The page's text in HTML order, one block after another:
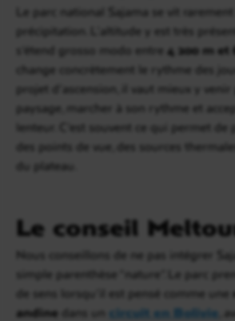
Le parc national Sajama se vit
précipitation. L’altitude y est très
s’étend grosso modo entre 4 200 m et
change concrètement le rythme des
projet d’ascension, il vaut mieux y
paysage, marcher à son rythme et
lenteur. C’est souvent ce qui permet
des points de vue, des sources
du plateau.
Le conseil
Nous conseillons de ne pas intégrer
simple parenthèse “nature”. Le parc
de sens lorsqu’il est pensé comme une
andine dans un circuit en Bolivie ,